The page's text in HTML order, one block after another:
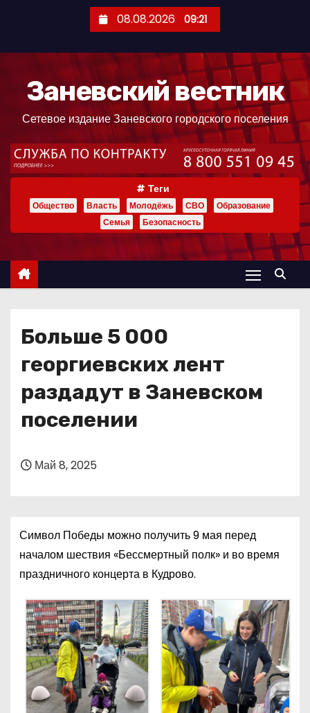
ж
08.08.2026 09:21
Заневский вестник
Сетевое издание Заневского городского поселения
Теги
Общество Власть Молодёжь СВО
Образование
Семья
Безопасность
Больше 5 000
георгиевских лент
раздадут в Заневском
поселении
Май 8, 2025
Символ Победы можно получить 9 мая перед
началом шествия «Бессмертный полк» и во время
праздничного концерта в Кудрово.